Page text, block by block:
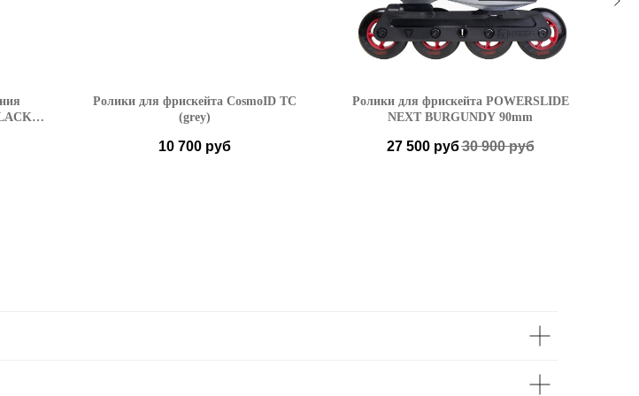
Ролики для фрискейта CosmoID TC
(grey)
10 700 руб
Ролики для фрискейта POWERSLIDE
NEXT BURGUNDY 90mm
27 500 руб30 900 руб